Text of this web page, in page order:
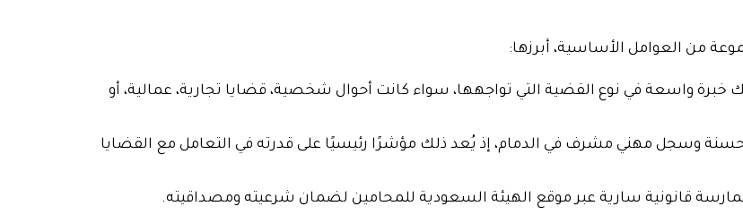
من العوامل الأساسية، أبرزها:
خبرة واسعة في نوع القضية التي تواجهها، سواء كانت أحوال شخصية، قضايا تجارية، عمالية، أو
وسجل مهني مشرف في الدمام، إذ يُعد ذلك مؤشرًا رئيسيًا على قدرته في التعامل مع القضايا
قانونية سارية عبر موقع الهيئة السعودية للمحامين لضمان شرعيته ومصداقيته.